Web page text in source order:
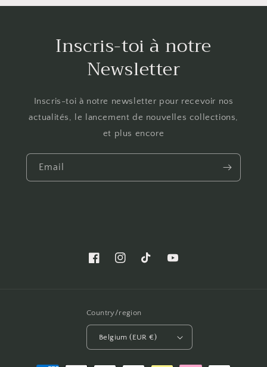
Inscris-toi à notre
Newsletter
Inscris-toi à notre newsletter pour recevoir nos
actualités, le lancement de nouvelles collections,
et plus encore
Email
FacebookInstagramTikTok YouTube
Country/region
Belgium (EUR €)